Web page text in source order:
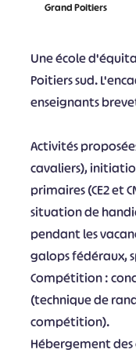
Grand Poitiers
Une école
Poitiers sud.
enseignants
Activités
cavaliers),
primaires (CE2 et
situation de
pendant les
galops fédéraux,
Compétition :
(technique de
compétition).
Hébergement des